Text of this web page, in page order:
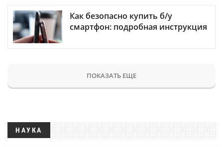
Как безопасно купить б/у
смартфон: подробная инструкция
ПОКАЗАТЬ ЕЩЕ
НАУКА